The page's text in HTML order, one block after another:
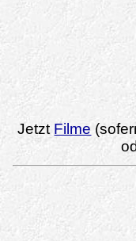
Jetzt Filme